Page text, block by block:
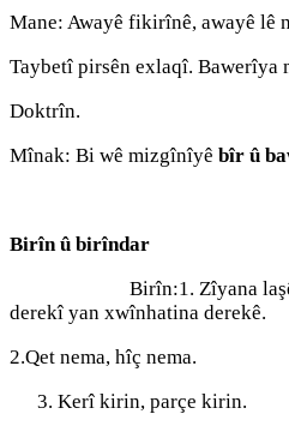
Mane: Awayê fikirînê, awayê lê
Taybetî pirsên exlaqî. Bawerîya
Doktrîn.
Mînak: Bi wê mizgînîyê bîr û
Birîn û birîndar
Birîn:1. Zîyana
derekî yan xwînhatina derekê.
2.Qet nema, hîç nema.
Kerî kirin, parçe kirin.